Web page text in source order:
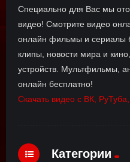
Специально для Вас мы
видео! Смотрите видео
онлайн фильмы и сериалы
клипы, новости мира и
устройств. Мультфильмы,
онлайн бесплатно!
Скачать видео с ВК,
Категории